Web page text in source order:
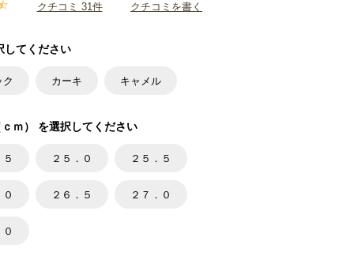
クチコミ 31件 クチコミを書く
してください
ク カーキ キャメル
ｍ） を選択してください
５ ２５．０ ２５．５
０ ２６．５ ２７．０
０